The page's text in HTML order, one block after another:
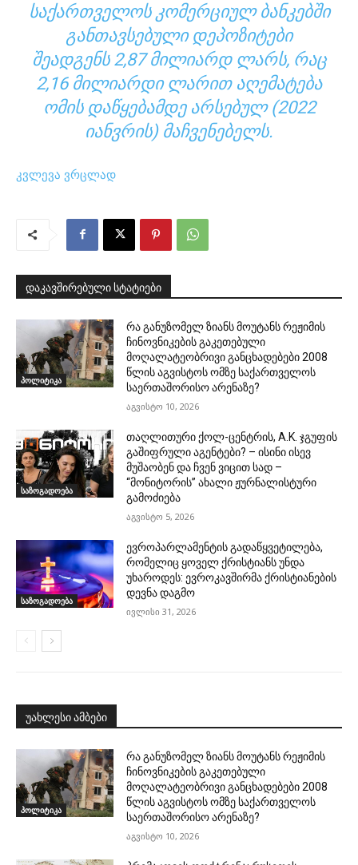
ᲡᲐᲥᲐᲠᲗᲕᲔᲚᲝᲡ ᲙᲝᲛᲔᲠᲪᲘᲣᲚ ᲑᲐᲜᲙᲔᲑᲨᲘ
ᲒᲐᲜᲗᲐᲕᲡᲔᲑᲣᲚᲘ ᲓᲔᲞᲝᲖᲘᲢᲔᲑᲘ
ᲨᲔᲐᲓᲒᲔᲜᲡ 2,87 ᲛᲘᲚᲘᲐᲠᲓ ᲚᲐᲠᲡ, ᲠᲐᲪ
2,16 ᲛᲘᲚᲘᲐᲠᲓᲘ ᲚᲐᲠᲘᲗ ᲐᲦᲔᲛᲐᲢᲔᲑᲐ
ᲝᲛᲘᲡ ᲓᲐᲬᲧᲔᲑᲐᲛᲓᲔ ᲐᲠᲡᲔᲑᲣᲚ (2022
ᲘᲐᲜᲕᲠᲘᲡ) ᲛᲐᲩᲕᲔᲜᲔᲑᲔᲚᲡ.
კვლევა ვრცლად
დაკავშირებული სტატიები
პოლიტიკა
რა განუზომელ ზიანს მოუტანს რეჟიმის
ჩინოვნიკების გაკეთებული
მოღალატეობრივი განცხადებები 2008
წლის აგვისტოს ომზე საქართველოს
საერთაშორისო არენაზე?
აგვისტო 10, 2026
საზოგადოება
თაღლითური ქოლ-ცენტრის, A.K. ჯგუფის
გაშიფრული აგენტები? – ისინი ისევ
მუშაობენ და ჩვენ ვიცით სად –
“მონიტორის” ახალი ჟურნალისტური
გამოძიება
აგვისტო 5, 2026
საზოგადოება
ევროპარლამენტის გადაწყვეტილება,
რომელიც ყოველ ქრისტიანს უნდა
უხაროდეს: ევროკავშირმა ქრისტიანების
დევნა დაგმო
ივლისი 31, 2026
უახლესი ამბები
პოლიტიკა
რა განუზომელ ზიანს მოუტანს რეჟიმის
ჩინოვნიკების გაკეთებული
მოღალატეობრივი განცხადებები 2008
წლის აგვისტოს ომზე საქართველოს
საერთაშორისო არენაზე?
აგვისტო 10, 2026